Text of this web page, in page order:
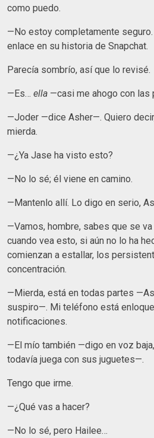
como puedo.
—No estoy completamente
enlace en su historia de Snapchat.
Parecía sombrío, así que lo revisé.
—Es… ella —casi me ahogo con las
—Joder —dice Asher—. Quiero
mierda.
—¿Ya Jase ha visto esto?
—No lo sé; él viene en camino.
—Mantenlo allí. Lo digo en serio,
—Vamos, hombre, sabes que se
cuando vea esto, si aún no lo ha
comienzan a estallar, los
concentración.
—Mierda, está en todas partes
suspiro—. Mi teléfono está
notificaciones.
—El mío también —digo en voz
todavía juega con sus juguetes—.
Tengo que irme.
—¿Qué vas a hacer?
—No lo sé, pero Hailee…